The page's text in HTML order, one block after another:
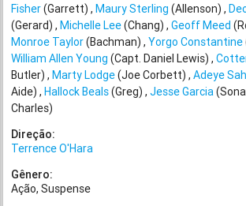
Fisher(Garrett) Maury Sterling (Allenson)
(Gerard) Michelle Lee(Chang) Geoff Meed
Monroe Taylor(Bachman) Yorgo Constantine
William Allen Young (Capt. Daniel Lewis)
Butler) Marty Lodge(Joe Corbett) Adeye
Aide) Hallock Beals(Greg) Jesse Garcia
Charles)
Direção:
Terrence O'Hara
Gênero:
Ação Suspense